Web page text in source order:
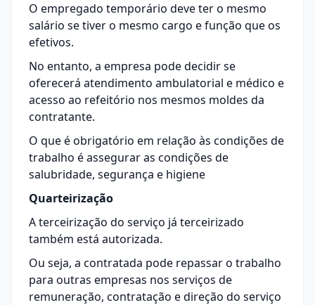
O empregado temporário deve ter o mesmo
salário se tiver o mesmo cargo e função que os
efetivos.
No entanto, a empresa pode decidir se
oferecerá atendimento ambulatorial e médico e
acesso ao refeitório nos mesmos moldes da
contratante.
O que é obrigatório em relação às condições de
trabalho é assegurar as condições de
salubridade, segurança e higiene
Quarteirização
A terceirização do serviço já terceirizado
também está autorizada.
Ou seja, a contratada pode repassar o trabalho
para outras empresas nos serviços de
remuneração, contratação e direção do serviço